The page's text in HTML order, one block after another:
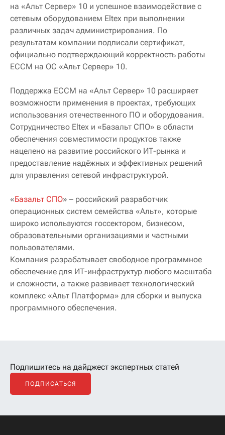
на «Альт Сервер» 10 и успешное взаимодействие с
сетевым оборудованием Eltex при выполнении
различных задач администрирования. По
результатам компании подписали сертификат,
официально подтверждающий корректность работы
ECCM на ОС «Альт Сервер» 10.
Поддержка ECCM на «Альт Сервер» 10 расширяет
возможности применения в проектах, требующих
использования отечественного ПО и оборудования.
Сотрудничество Eltex и «Базальт СПО» в области
обеспечения совместимости продуктов также
нацелено на развитие российского ИТ-рынка и
предоставление надёжных и эффективных решений
для управления сетевой инфраструктурой.
«Базальт СПО» – российский разработчик
операционных систем семейства «Альт», которые
широко используются госсектором, бизнесом,
образовательными организациями и частными
пользователями.
Компания разрабатывает свободное программное
обеспечение для ИТ-инфраструктур любого масштаба
и сложности, а также развивает технологический
комплекс «Альт Платформа» для сборки и выпуска
программного обеспечения.
Подпишитесь на дайджест экспертных статей
ПОДПИСАТЬСЯ